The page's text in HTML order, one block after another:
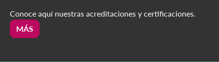
Conoce aquí nuestras acreditaciones y certificaciones.
MÁS